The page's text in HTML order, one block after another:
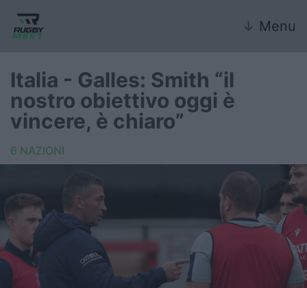
↓ Menu
Nazionale
Nazionali giovanili
FIR
Internazionale
6 Nazioni
Italia - Galles: Smith “il
nostro obiettivo oggi è
vincere, è chiaro”
6 NAZIONI